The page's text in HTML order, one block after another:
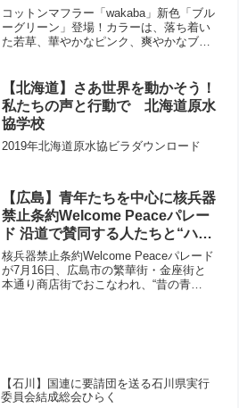
コットンマフラー「wakaba」新色「ブル
ーグリーン」登場！カラーは、落ち着い
た若草、華やかなピンク、爽やかなブル
antiatom55@hotmail.comへ。...
【北海道】さあ世界を動かそう！
私たちの声と行動で 北海道原水
協学校
2019年北海道原水協ビラダウンロード
【広島】青年たちを中心に核兵器
禁止条約Welcome Peaceパレー
ド 沿道で賛同する人たちと“ハイ
タッチ“も
核兵器禁止条約Welcome Peaceパレード
が7月16日、広島市の繁華街・金座街と
本通り商店街でおこなわれ、“昔の青
【石川】国連に要請団を送る石川県実行
委員会結成総会ひらく